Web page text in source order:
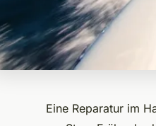
Eine Reparatur im